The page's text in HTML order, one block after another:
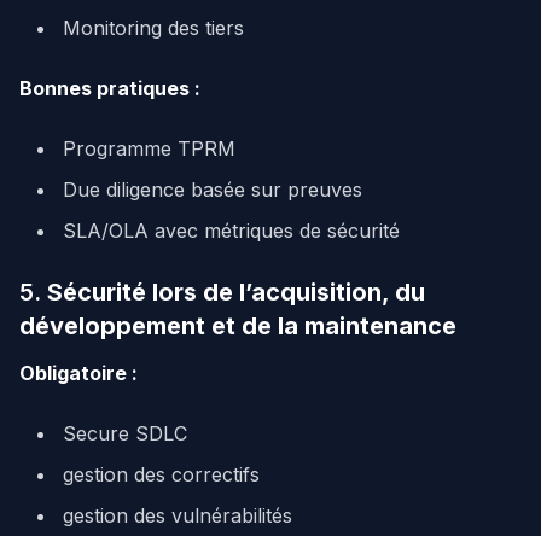
Monitoring des tiers
Bonnes pratiques :
Programme TPRM
Due diligence basée sur preuves
SLA/OLA avec métriques de sécurité
5. Sécurité lors de l’acquisition, du
développement et de la maintenance
Obligatoire :
Secure SDLC
gestion des correctifs
gestion des vulnérabilités